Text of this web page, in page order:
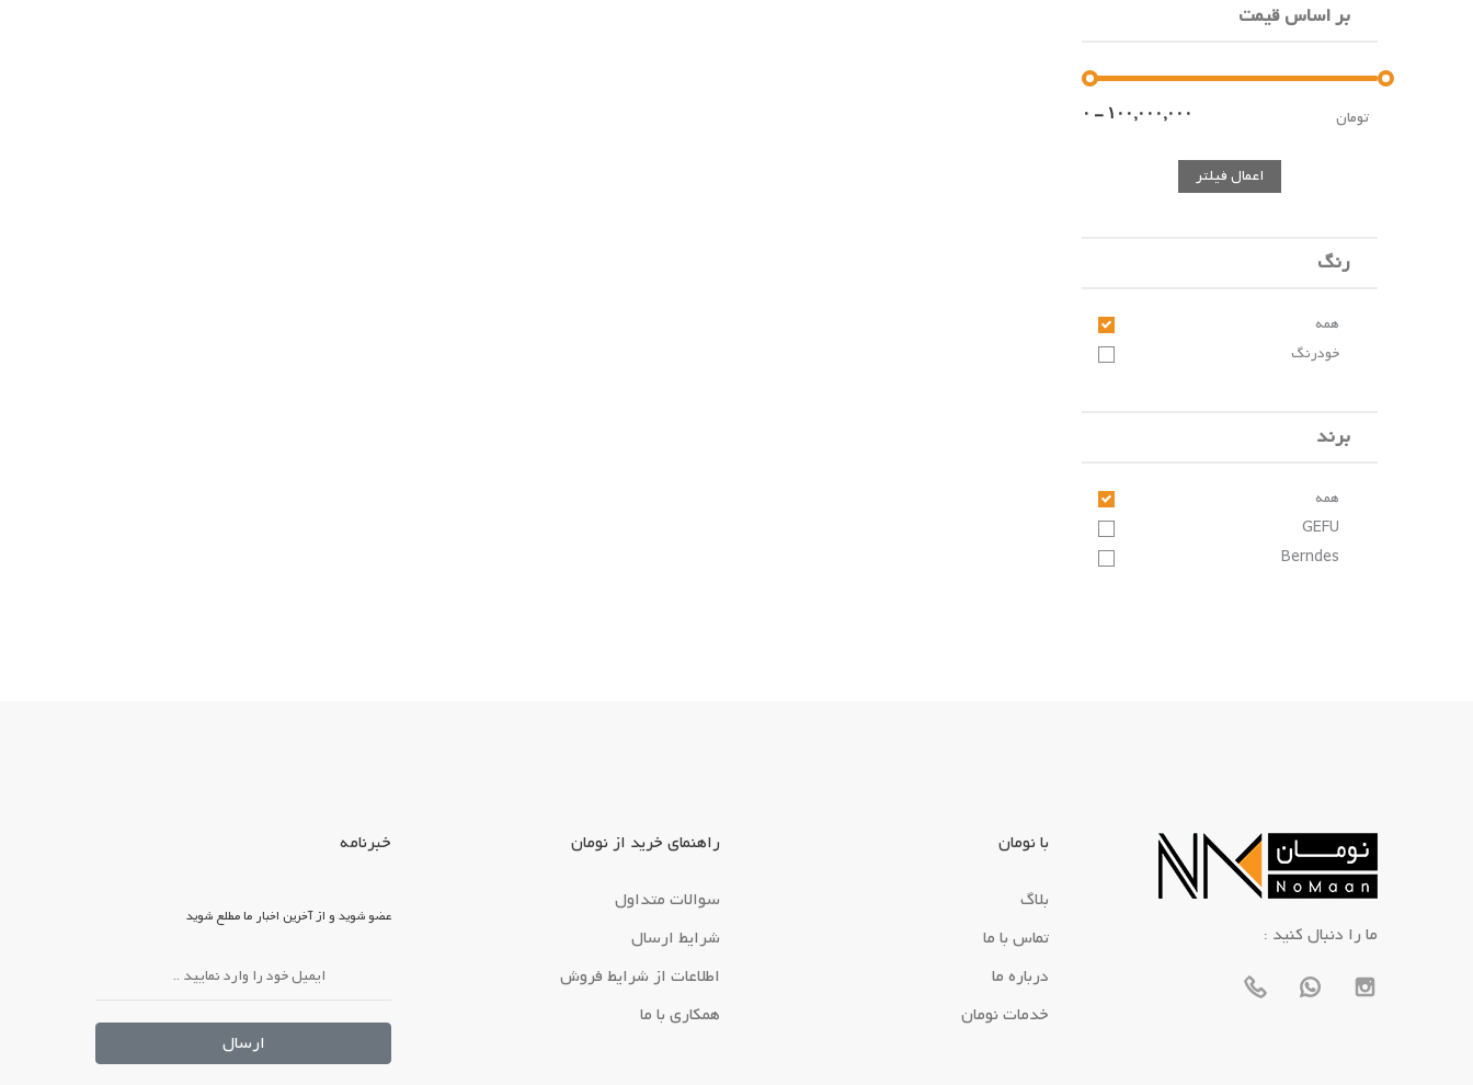
بر اساس قیمت
تومان
اعمال فیلتر
رنگ
همه
خودرنگ
برند
همه
GEFU
Berndes
خبرنامه
عضو شوید و از آخرین اخبار ما مطلع شوید
ارسال
راهنمای خرید از نومان
سوالات متداول
شرایط ارسال
اطلاعات از شرایط فروش
همکاری با ما
با نومان
بلاگ
تماس با ما
درباره ما
خدمات نومان
: ما را دنبال کنید